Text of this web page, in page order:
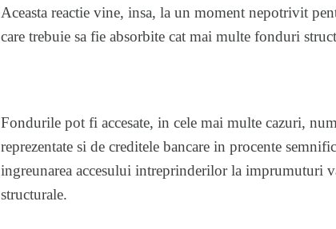
Aceasta reactie vine, insa, la un moment nepotrivit
care trebuie sa fie absorbite cat mai multe fonduri
Fondurile pot fi accesate, in cele mai multe cazuri,
reprezentate si de creditele bancare in procente
ingreunarea accesului intreprinderilor la imprumuturi
structurale.